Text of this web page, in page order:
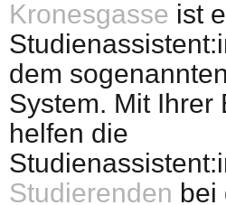
Kronesgasse ist
dem
System. Mit Ihrer
helfen die
Studierenden bei